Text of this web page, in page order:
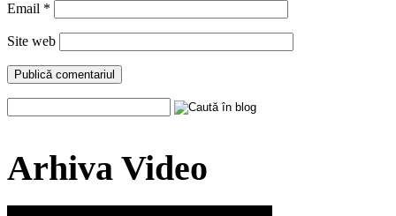
Email *
Site web
Arhiva Video